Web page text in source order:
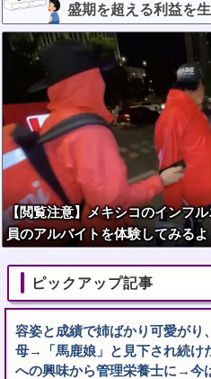
盛期を超える利益を
【閲覧注意】メキシコのインフ
員のアルバイトを体験してみる
ピックアップ記事
容姿と成績で姉ばかり可愛がり
母→「馬鹿娘」と見下され続け
への興味から管理栄養士に→今